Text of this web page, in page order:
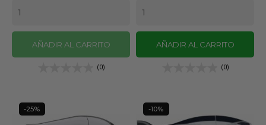
AÑADIR AL CARRITO
(0)
AÑADIR AL CARRITO
(0)
-25% -10%